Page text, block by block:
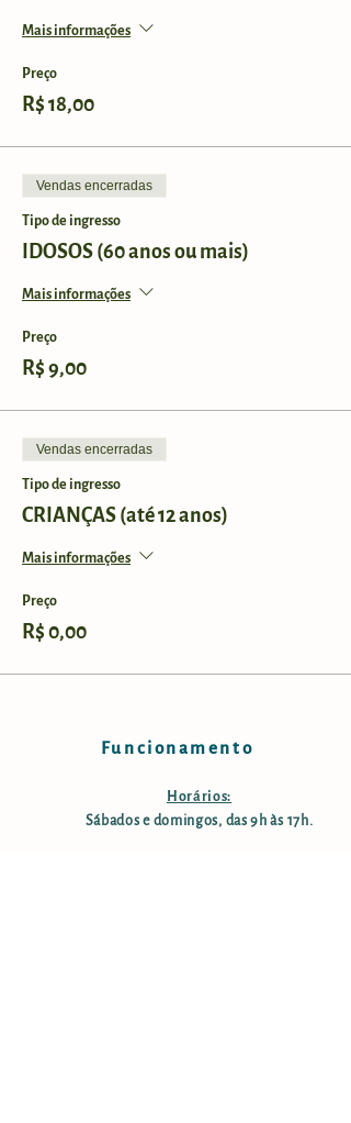
Mais informações
Preço
R$ 18,00
Vendas encerradas
Tipo de ingresso
IDOSOS (60 anos ou mais)
Mais informações
Preço
R$ 9,00
Vendas encerradas
Tipo de ingresso
CRIANÇAS (até 12 anos)
Mais informações
Preço
R$ 0,00
Funcionamento
Horários:
Sábados e domingos, das 9h às 17h.